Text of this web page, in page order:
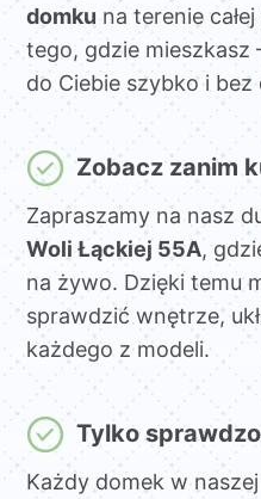
domkuna terenie
tego, gdzie
do Ciebie szybko i
Zobacz zanim
Zapraszamy na nasz
Woli Łąckiej 55A,
na żywo. Dzięki temu
sprawdzić wnętrze,
każdego z modeli.
Tylko
Każdy domek w